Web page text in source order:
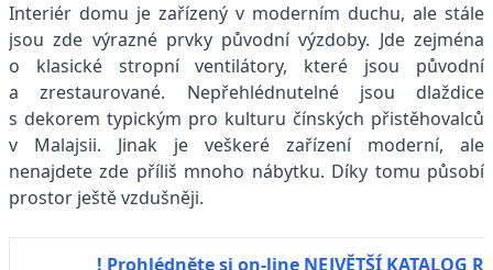
Interiér domu je zařízený v moderním duchu, ale stále
jsou zde výrazné prvky původní výzdoby. Jde zejména
o klasické stropní ventilátory, které jsou původní
a zrestaurované. Nepřehlédnutelné jsou dlaždice
s dekorem typickým pro kulturu čínských přistěhovalců
v Malajsii. Jinak je veškeré zařízení moderní, ale
nenajdete zde příliš mnoho nábytku. Díky tomu působí
prostor ještě vzdušněji.
! Prohlédněte si on-line NEJVĚTŠÍ KATALOG